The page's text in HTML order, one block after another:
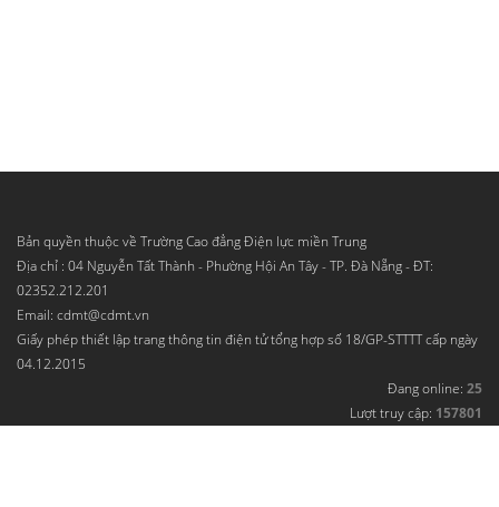
Bản quyền thuộc về Trường Cao đẳng Điện lực miền Trung
Địa chỉ : 04 Nguyễn Tất Thành - Phường Hội An Tây - TP. Đà Nẵng - ĐT:
02352.212.201
Email: cdmt@cdmt.vn
Giấy phép thiết lập trang thông tin điện tử tổng hợp số 18/GP-STTTT cấp ngày
04.12.2015
Đang online: 25
Lượt truy cập: 157801